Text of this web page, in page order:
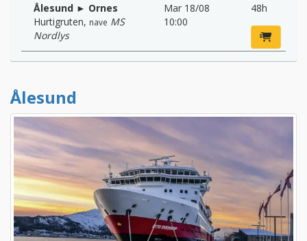
Ålesund ► Ornes
Hurtigruten, nave MS
Nordlys
Mar 18/08
10:00
48h
Ålesund